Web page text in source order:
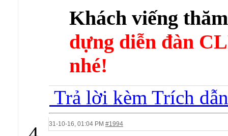
Khách viếng
dựng diễn đàn
nhé!
Trả lời kèm Trích dẫn
31-10-16, 01:04 PM #1994